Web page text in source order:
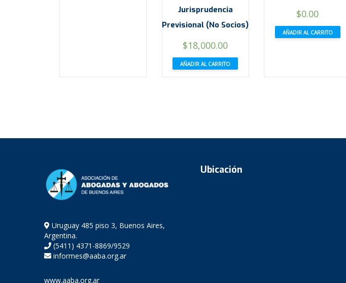
Jurisprudencia
Previsional (No Socios)
$18,000.00
AÑADIR AL CARRITO
$0.00
AÑADIR AL CARRITO
Uruguay 485 piso 3, Buenos Aires,
Argentina.
(5411) 4371-8869/9529
informes@aaba.org.ar
www.aaba.org.ar
Ubicación